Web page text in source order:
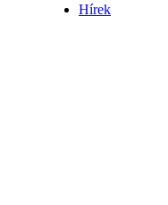
Hírek